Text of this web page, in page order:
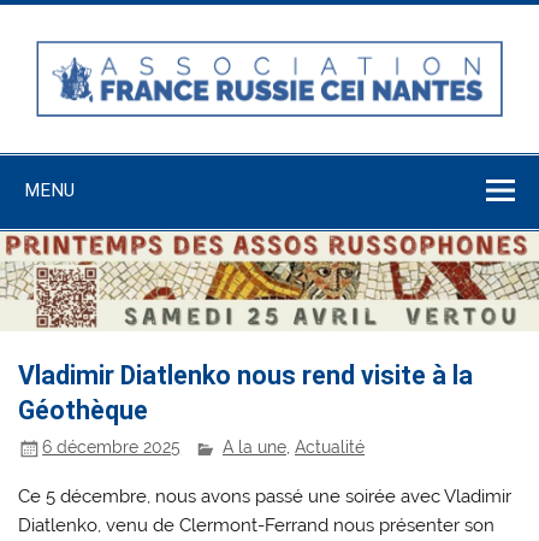
Skip
content
France-Russie-
CEI Nantes
MENU
Vladimir Diatlenko nous rend visite à la
Géothèque
6 décembre 2025 A la une,Actualité
Ce 5 décembre, nous avons passé une soirée avec Vladimir
Diatlenko, venu de Clermont-Ferrand nous présenter son